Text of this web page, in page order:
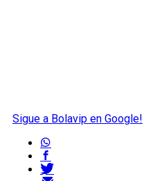
Sigue a Bolavip en Google!